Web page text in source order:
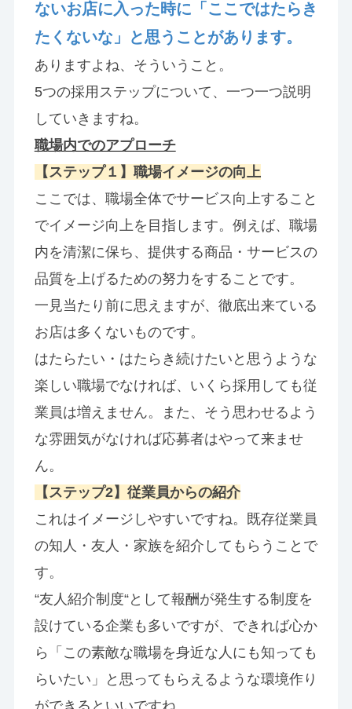
ないお店に入った時に「ここではたらき
たくないな」と思うことがあります。
ありますよね、そういうこと。
5つの採用ステップについて、一つ一つ説明
していきますね。
職場内でのアプローチ
【ステップ１】職場イメージの向上
ここでは、職場全体でサービス向上すること
でイメージ向上を目指します。例えば、職場
内を清潔に保ち、提供する商品・サービスの
品質を上げるための努力をすることです。
一見当たり前に思えますが、徹底出来ている
お店は多くないものです。
はたらたい・はたらき続けたいと思うような
楽しい職場でなければ、いくら採用しても従
業員は増えません。また、そう思わせるよう
な雰囲気がなければ応募者はやって来ませ
ん。
【ステップ2】従業員からの紹介
これはイメージしやすいですね。既存従業員
の知人・友人・家族を紹介してもらうことで
す。
“友人紹介制度“として報酬が発生する制度を
設けている企業も多いですが、できれば心か
ら「この素敵な職場を身近な人にも知っても
らいたい」と思ってもらえるような環境作り